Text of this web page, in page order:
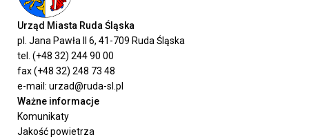
Urząd Miasta Ruda Śląska
pl. Jana Pawła II 6, 41-709 Ruda Śląska
tel. (+48 32) 244 90 00
fax (+48 32) 248 73 48
e-mail: urzad@ruda-sl.pl
Ważne informacje
Komunikaty
Jakość powietrza